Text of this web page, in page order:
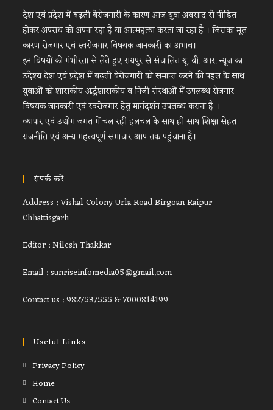
देश एवं प्रदेश में बढ़ती बेरोजगारी के कारण आज युवा अवसाद से पीडित
होकर अपराध को अपना रहा है या आत्महत्या करता जा रहा है । जिसका मूल
कारण रोजगार एवं स्वरोजगार विषयक जानकारी का अभाव।
इन विषयों को गंभीरता से लेते हुए रायपुर से संचालित यू. वी. आर. न्यूज का
उदेश्य देश एवं प्रदेश में बढ़ती बेरोजगारी को समाप्त करने की पहल के साथ
युवाओं को शासकीय अर्द्धशासकीय व निजी संस्थाओं में उपलब्ध रोजगार
विषयक जानकारी एवं स्वरोजगार हेतु मार्गदर्शन उपलब्ध कराना है ।
व्यापार एवं उद्योग जगत में चल रही हलचल के साथ ही साथ शिक्षा सेहत
राजनीति एवं अन्य महत्वपूर्ण समाचार आप तक पहुंचाना है।
संपर्क करें
Address : Vishal Colony Urla Road Birgoan Raipur
Chhattisgarh
Editor : Nilesh Thakkar
Email : sunriseinfomedia05@gmail.com
Contact us : 9827537555 & 7000814199
Useful Links
Privacy Policy
Home
Contact Us